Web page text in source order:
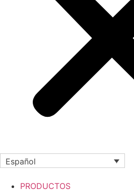
Español
PRODUCTOS